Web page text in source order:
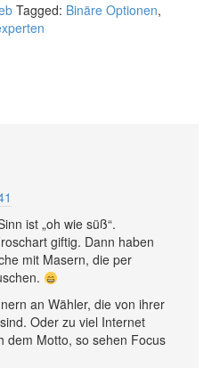
Tagged: Binäre Optionen,
ist „oh wie süß“.
giftig. Dann haben
mit Masern, die per
an Wähler, die von ihrer
Oder zu viel Internet
dem Motto, so sehen Focus